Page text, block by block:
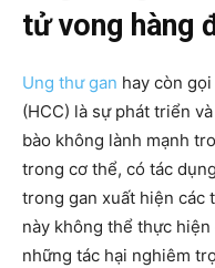
tử vong hàng
Ung thư gan hay còn
(HCC) là sự phát triển
bào không lành mạnh
trong cơ thể, có tác
trong gan xuất hiện các
này không thể thực
những tác hại nghiêm